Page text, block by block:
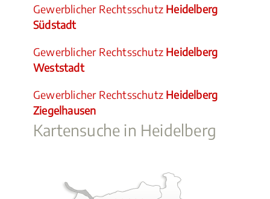
Gewerblicher Rechtsschutz Heidelberg
Südstadt
Gewerblicher Rechtsschutz Heidelberg
Weststadt
Gewerblicher Rechtsschutz Heidelberg
Ziegelhausen
Kartensuche in Heidelberg